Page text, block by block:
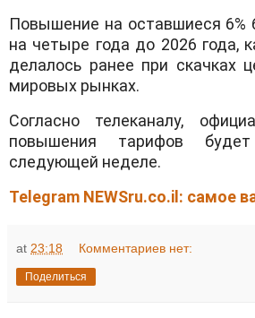
Повышение на оставшиеся 6%
на четыре года до 2026 года,
делалось ранее при скачках
мировых рынках.
Согласно телеканалу,
повышения тарифов
следующей неделе.
Telegram NEWSru.co.il: самое
at 23:18 Комментариев нет:
Поделиться